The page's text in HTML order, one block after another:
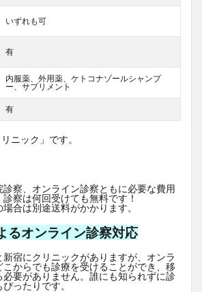
いずれも可
有
内服薬、外用薬、ケトコナゾールシャンプ
ー、サプリメント
有
ニック」です。
察、オンライン診察ともに必要な費用
察は何回受けても無料です！
合は別途送料がかかります。
るオンライン診察対応
宿にクリニックがありますが、オンラ
からでも診療を受けることができ、移
要がありません。誰にも知られずに診
ったりです。